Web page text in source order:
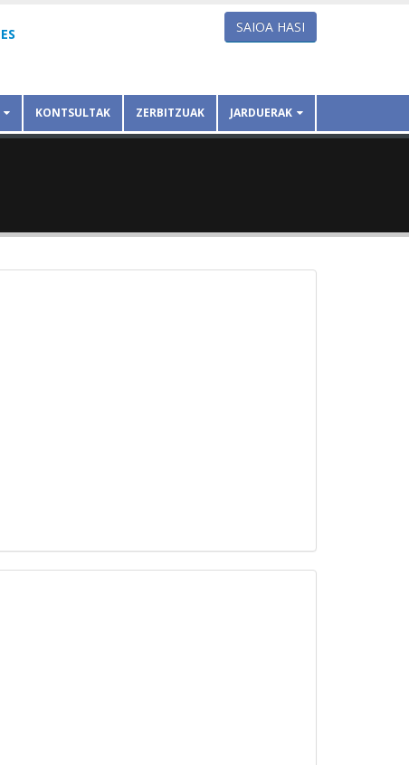
ES SAIOA HASI
KONTSULTAK ZERBITZUAK JARDUERAK